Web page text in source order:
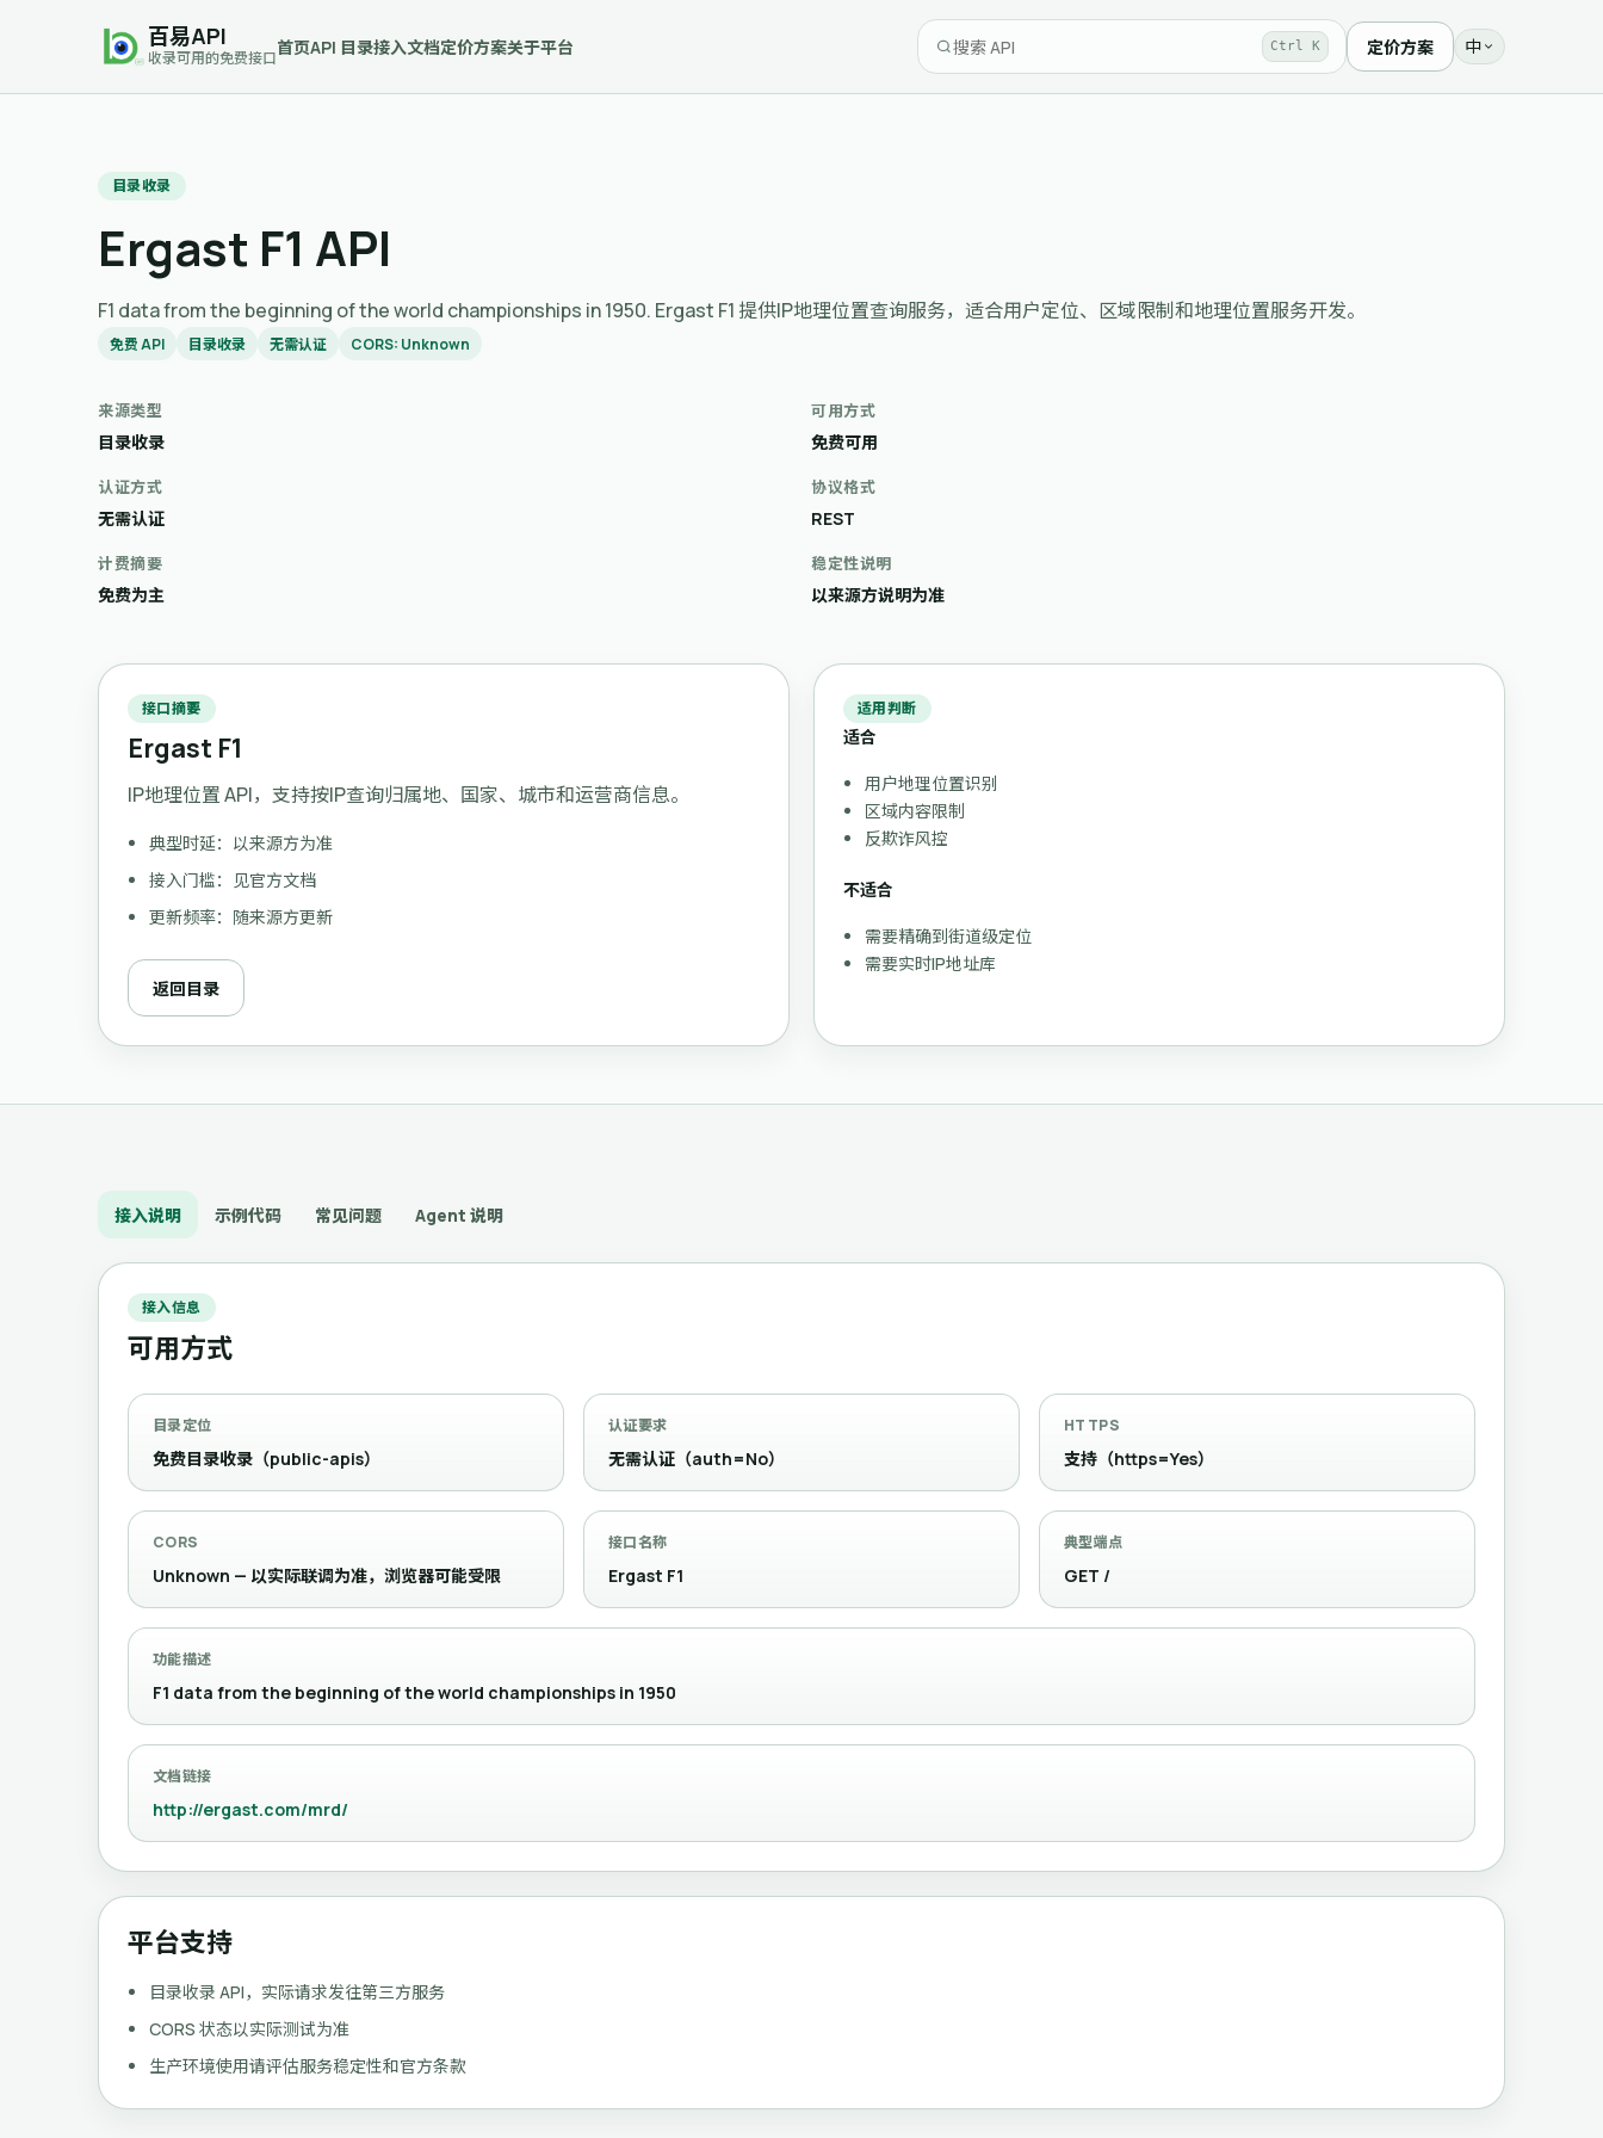
百易API
收录可用的免费接口
首页API 目录接入文档定价方案关于平台 Ctrl K 定价方案 中
目录收录
Ergast F1 API
F1 data from the beginning of the world championships in 1950. Ergast F1 提供IP地理位置查询服务，适合用户定位、区域限制和地理位置服务开发。
免费 API 目录收录 无需认证 CORS: Unknown
来源类型
目录收录
可用方式
免费可用
认证方式
无需认证
协议格式
REST
计费摘要
免费为主
稳定性说明
以来源方说明为准
接口摘要
Ergast F1
IP地理位置 API，支持按IP查询归属地、国家、城市和运营商信息。
典型时延：以来源方为准
接入门槛：见官方文档
更新频率：随来源方更新
返回目录
适用判断
适合
用户地理位置识别
区域内容限制
反欺诈风控
不适合
需要精确到街道级定位
需要实时IP地址库
接入说明 示例代码 常见问题 Agent 说明
接入信息
可用方式
目录定位
免费目录收录（public-apis）
认证要求
无需认证（auth=No）
HTTPS
支持（https=Yes）
CORS
Unknown — 以实际联调为准，浏览器可能受限
接口名称
Ergast F1
典型端点
GET /
功能描述
F1 data from the beginning of the world championships in 1950
文档链接
http://ergast.com/mrd/
平台支持
目录收录 API，实际请求发往第三方服务
CORS 状态以实际测试为准
生产环境使用请评估服务稳定性和官方条款